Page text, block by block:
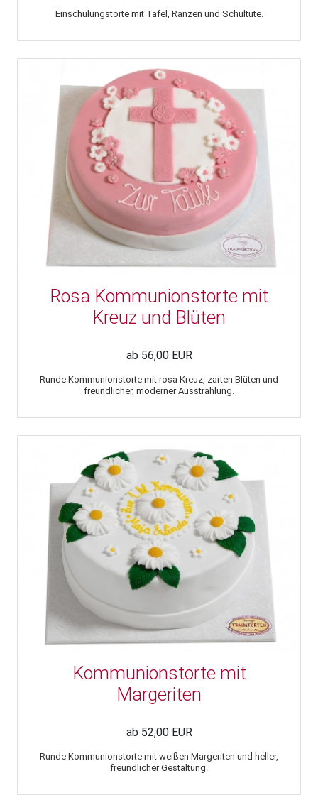
Einschulungstorte mit Tafel, Ranzen und Schultüte.
Rosa Kommunionstorte mit
Kreuz und Blüten
ab 56,00 EUR
Runde Kommunionstorte mit rosa Kreuz, zarten Blüten und
freundlicher, moderner Ausstrahlung.
Kommunionstorte mit
Margeriten
ab 52,00 EUR
Runde Kommunionstorte mit weißen Margeriten und heller,
freundlicher Gestaltung.